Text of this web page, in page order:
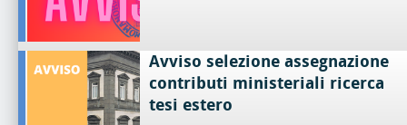
Avviso selezione assegnazione
contributi ministeriali ricerca
tesi estero